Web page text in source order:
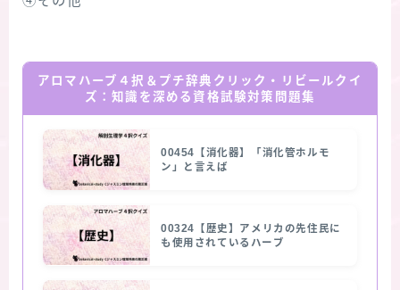
アロマハーブ４択＆プチ辞典クリック・リビールクイ
ズ：知識を深める資格試験対策問題集
00454【消化器】「消化管ホルモ
ン」と言えば
00324【歴史】アメリカの先住民に
も使用されているハーブ